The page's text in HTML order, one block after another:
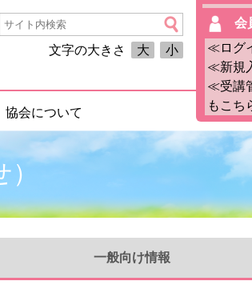
文字の大きさ 大 小
会
≪ログ
≪新規
≪受講
もこち
協会について
一般向け情報